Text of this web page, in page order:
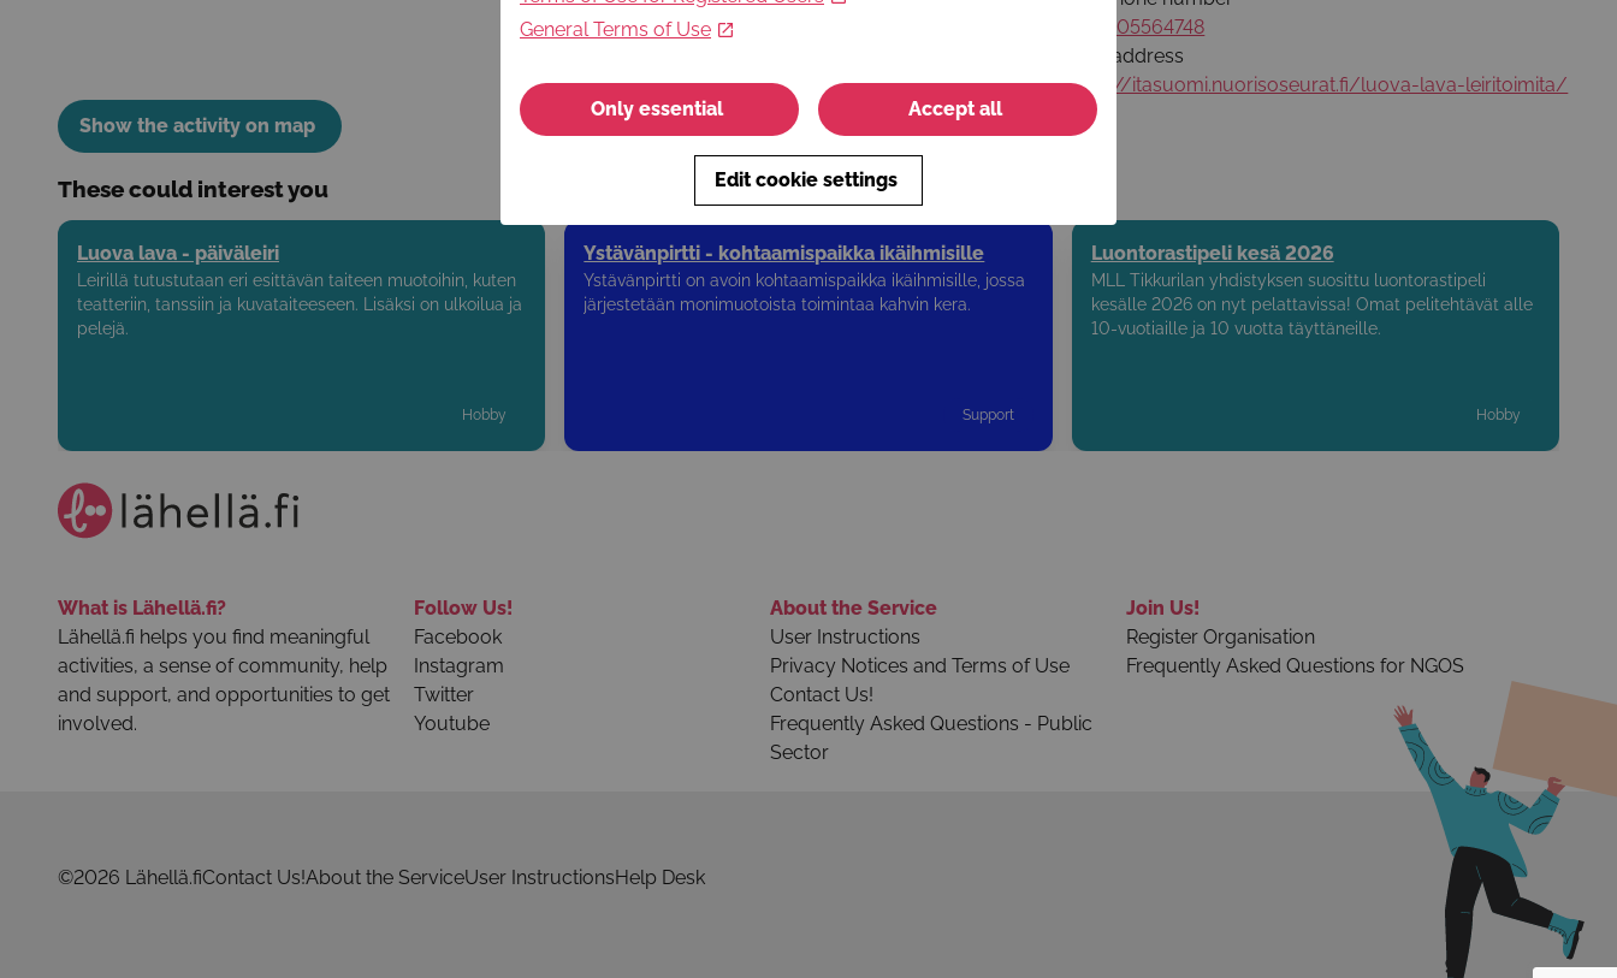
+358505564748
Web address
https://itasuomi.nuorisoseurat.fi/luova-lava-leiritoimita/
Show the activity on map
These could interest you
Luova lava - päiväleiri
Leirillä tutustutaan eri esittävän taiteen muotoihin, kuten
teatteriin, tanssiin ja kuvataiteeseen. Lisäksi on ulkoilua ja
pelejä.
Hobby
Ystävänpirtti - kohtaamispaikka ikäihmisille
Ystävänpirtti on avoin kohtaamispaikka ikäihmisille, jossa
järjestetään monimuotoista toimintaa kahvin kera.
Support
Luontorastipeli kesä 2026
MLL Tikkurilan yhdistyksen suosittu luontorastipeli
kesälle 2026 on nyt pelattavissa! Omat pelitehtävät alle
10-vuotiaille ja 10 vuotta täyttäneille.
Hobby
What is Lähellä.fi?
Lähellä.fi helps you find meaningful
activities, a sense of community, help
and support, and opportunities to get
involved.
Follow Us!
Facebook
Instagram
Twitter
Youtube
About the Service
User Instructions
Privacy Notices and Terms of Use
Contact Us!
Frequently Asked Questions - Public
Sector
Join Us!
Register Organisation
Frequently Asked Questions for NGOS
©2026 Lähellä.fiContact Us!About the ServiceUser InstructionsHelp Desk
General Terms of Use
Only essential Accept all
Edit cookie settings